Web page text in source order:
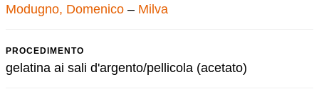
Modugno, Domenico – Milva
PROCEDIMENTO
gelatina ai sali d'argento/pellicola (acetato)